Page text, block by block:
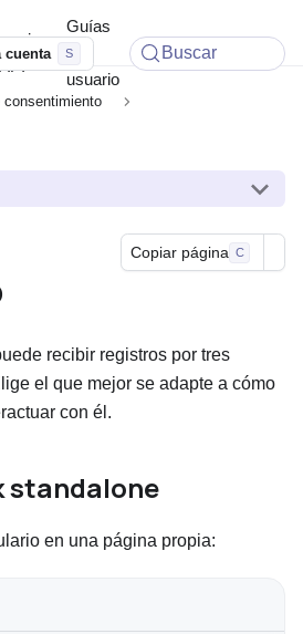
Guías
de
usuario
cuenta Buscar
consentimiento
Copiar página C
recibir registros por tres
el que mejor se adapte a cómo
con él.
standalone
en una página propia: